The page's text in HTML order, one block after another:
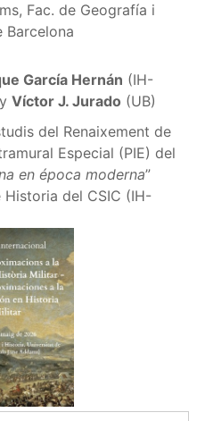
Fac. de Geografía i
Barcelona
García Hernán (IH-
Víctor J. Jurado (UB)
del Renaixement de
Especial (PIE) del
en época moderna”
del CSIC (IH-